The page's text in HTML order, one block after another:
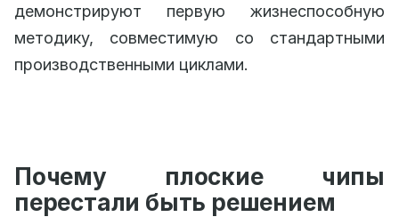
демонстрируют первую жизнеспособную
методику, совместимую со стандартными
производственными циклами.
Почему плоские чипы
перестали быть решением